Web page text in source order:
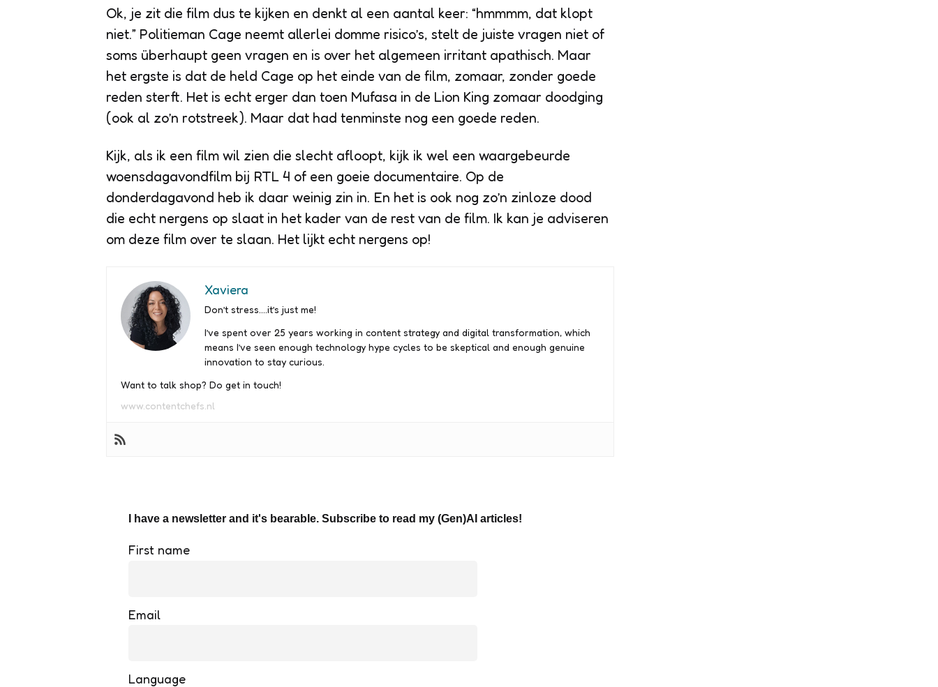
Ok, je zit die film dus te kijken en denkt al een aantal keer: “hmmmm, dat klopt
niet.” Politieman Cage neemt allerlei domme risico’s, stelt de juiste vragen niet of
soms überhaupt geen vragen en is over het algemeen irritant apathisch. Maar
het ergste is dat de held Cage op het einde van de film, zomaar, zonder goede
reden sterft. Het is echt erger dan toen Mufasa in de Lion King zomaar doodging
(ook al zo’n rotstreek). Maar dat had tenminste nog een goede reden.
Kijk, als ik een film wil zien die slecht afloopt, kijk ik wel een waargebeurde
woensdagavondfilm bij RTL 4 of een goeie documentaire. Op de
donderdagavond heb ik daar weinig zin in. En het is ook nog zo’n zinloze dood
die echt nergens op slaat in het kader van de rest van de film. Ik kan je adviseren
om deze film over te slaan. Het lijkt echt nergens op!
Xaviera
Don’t stress….it’s just me!
I’ve spent over 25 years working in content strategy and digital transformation, which
means I’ve seen enough technology hype cycles to be skeptical and enough genuine
innovation to stay curious.
Want to talk shop? Do get in touch!
www.contentchefs.nl
I have a newsletter and it's bearable. Subscribe to read my (Gen)AI articles!
First name
Email
Language